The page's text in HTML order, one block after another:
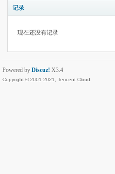
记录
现在还没有记录
Powered by Discuz! X3.4
Copyright © 2001-2021, Tencent Cloud.